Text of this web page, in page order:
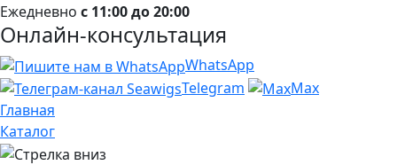
Ежедневно с 11:00 до 20:00
Онлайн-консультация
WhatsApp
Telegram
Max
Главная
Каталог